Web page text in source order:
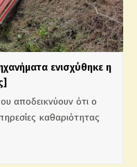
ενισχύθηκε η
αποδεικνύουν ότι ο
καθαριότητας